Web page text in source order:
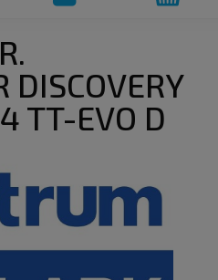
DISCOVERY
TT-EVO D